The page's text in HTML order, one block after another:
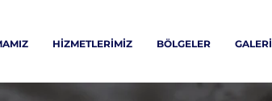
HİZMETLERİMİZ BÖLGELER GALERİ